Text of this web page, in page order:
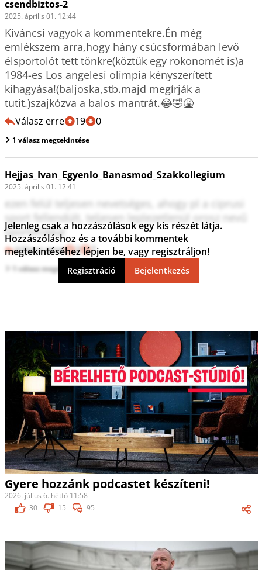
csendbiztos-2
2025. április 01. 12:44
Kiváncsi vagyok a kommentekre.Én még
emlékszem arra,hogy hány csúcsformában levő
élsportolót tett tönkre(köztük egy rokonomét is)a
1984-es Los angelesi olimpia kényszerített
kihagyása!(baljoska,stb.majd megírják a
tutit.)szajkózva a balos mantrát.😂🤣🤮
Válasz erre 19 0
1 válasz megtekintése
Hejjas_Ivan_Egyenlo_Banasmod_Szakkollegium
2025. április 01. 12:41
ezen felül teljesen nevetséges, ahogy pl a ciprusi
sport fellendült, teljesen leplezetlenül orosz nevű
sportolókkal
Válasz erre 2 7
1 válasz megtekintése
Jelenleg csak a hozzászólások egy kis részét látja.
Hozzászóláshoz és a további kommentek
megtekintéséhez lépjen be, vagy regisztráljon!
Regisztráció Bejelentkezés
Gyere hozzánk podcastet készíteni!
2026. július 6. hétfő 11:58
30
15 95